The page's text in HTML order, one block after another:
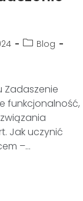
Blog
Zadaszenie
funkcjonalność,
Jak uczynić
–…